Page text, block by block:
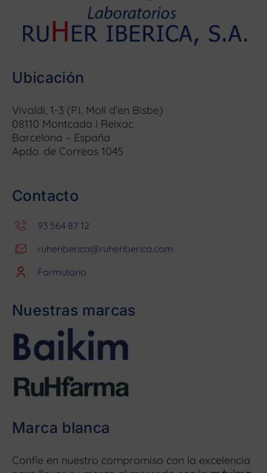
Ubicación
Vivaldi, 1-3 (P.I. Molí d’en Bisbe)
08110 Montcada i Reixac
Barcelona – España
Apdo. de Correos 1045
Contacto
93 564 87 12
ruheriberica@ruheriberica.com
Formulario
Nuestras marcas
Marca blanca
Confíe en nuestro compromiso con la excelencia